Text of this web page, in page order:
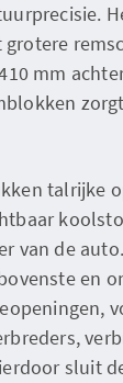
mm
talrijke
van de
en
sluit